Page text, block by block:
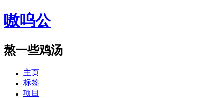
嗷呜公
熬一些鸡汤
主页
标签
项目